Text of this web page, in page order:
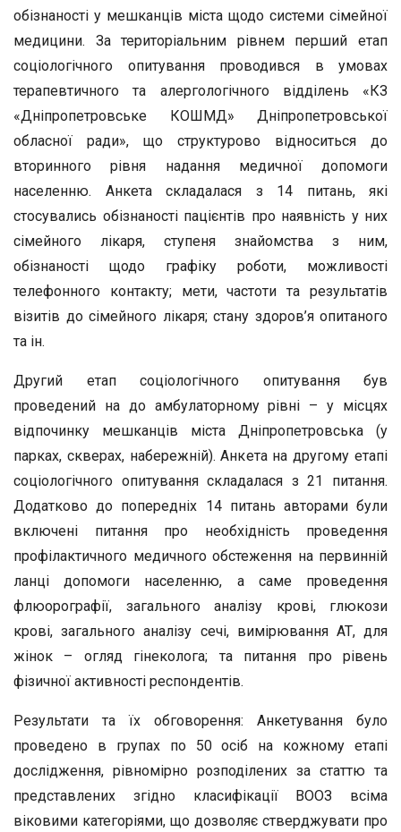
обізнаності у мешканців міста щодо системи сімейної
медицини. За територіальним рівнем перший етап
соціологічного опитування проводився в умовах
терапевтичного та алергологічного відділень «КЗ
«Дніпропетровське КОШМД» Дніпропетровської
обласної ради», що структурово відноситься до
вторинного рівня надання медичної допомоги
населенню. Анкета складалася з 14 питань, які
стосувались обізнаності пацієнтів про наявність у них
сімейного лікаря, ступеня знайомства з ним,
обізнаності щодо графіку роботи, можливості
телефонного контакту; мети, частоти та результатів
візитів до сімейного лікаря; стану здоров’я опитаного
та ін.
Другий етап соціологічного опитування був
проведений на до амбулаторному рівні – у місцях
відпочинку мешканців міста Дніпропетровська (у
парках, скверах, набережній). Анкета на другому етапі
соціологічного опитування складалася з 21 питання.
Додатково до попередніх 14 питань авторами були
включені питання про необхідність проведення
профілактичного медичного обстеження на первинній
ланці допомоги населенню, а саме проведення
флюорографії, загального аналізу крові, глюкози
крові, загального аналізу сечі, вимірювання АТ, для
жінок – огляд гінеколога; та питання про рівень
фізичної активності респондентів.
Результати та їх обговорення: Анкетування було
проведено в групах по 50 осіб на кожному етапі
дослідження, рівномірно розподілених за статтю та
представлених згідно класифікації ВООЗ всіма
віковими категоріями, що дозволяє стверджувати про